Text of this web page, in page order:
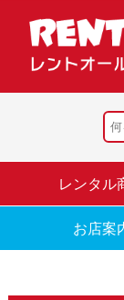
レンタル
お店案